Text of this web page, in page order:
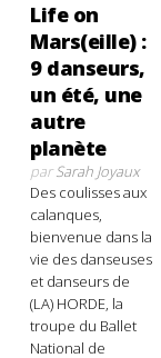
Life on
Mars(eille) :
9 danseurs,
un été, une
autre
planète
parSarah Joyaux
Des coulisses aux
calanques,
bienvenue dans la
vie des danseuses
et danseurs de
(LA) HORDE, la
troupe du Ballet
National de